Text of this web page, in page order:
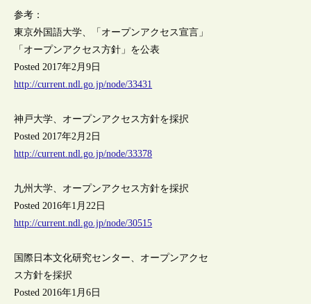
参考：
東京外国語大学、「オープンアクセス宣言」
「オープンアクセス方針」を公表
Posted 2017年2月9日
http://current.ndl.go.jp/node/33431
神戸大学、オープンアクセス方針を採択
Posted 2017年2月2日
http://current.ndl.go.jp/node/33378
九州大学、オープンアクセス方針を採択
Posted 2016年1月22日
http://current.ndl.go.jp/node/30515
国際日本文化研究センター、オープンアクセ
ス方針を採択
Posted 2016年1月6日